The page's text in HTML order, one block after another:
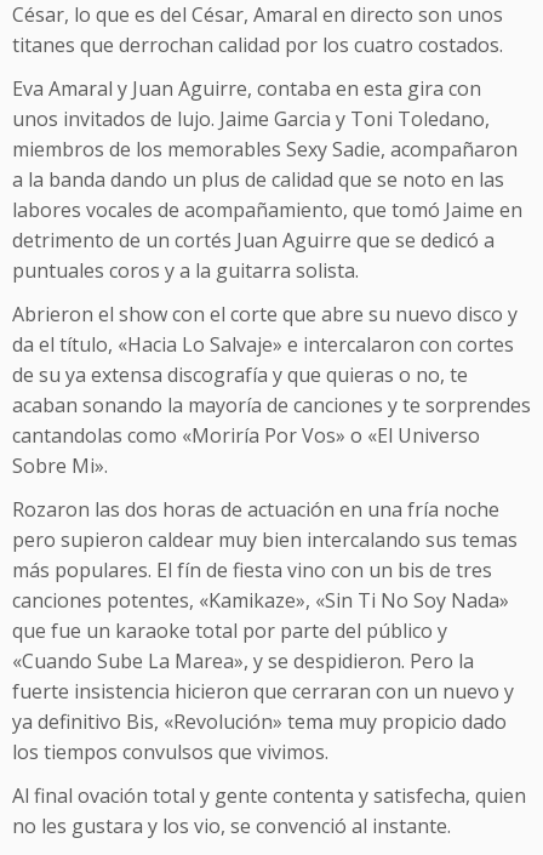
César, lo que es del César, Amaral en directo son unos
titanes que derrochan calidad por los cuatro costados.
Eva Amaral y Juan Aguirre, contaba en esta gira con
unos invitados de lujo. Jaime Garcia y Toni Toledano,
miembros de los memorables Sexy Sadie, acompañaron
a la banda dando un plus de calidad que se noto en las
labores vocales de acompañamiento, que tomó Jaime en
detrimento de un cortés Juan Aguirre que se dedicó a
puntuales coros y a la guitarra solista.
Abrieron el show con el corte que abre su nuevo disco y
da el título, «Hacia Lo Salvaje» e intercalaron con cortes
de su ya extensa discografía y que quieras o no, te
acaban sonando la mayoría de canciones y te sorprendes
cantandolas como «Moriría Por Vos» o «El Universo
Sobre Mi».
Rozaron las dos horas de actuación en una fría noche
pero supieron caldear muy bien intercalando sus temas
más populares. El fín de fiesta vino con un bis de tres
canciones potentes, «Kamikaze», «Sin Ti No Soy Nada»
que fue un karaoke total por parte del público y
«Cuando Sube La Marea», y se despidieron. Pero la
fuerte insistencia hicieron que cerraran con un nuevo y
ya definitivo Bis, «Revolución» tema muy propicio dado
los tiempos convulsos que vivimos.
Al final ovación total y gente contenta y satisfecha, quien
no les gustara y los vio, se convenció al instante.